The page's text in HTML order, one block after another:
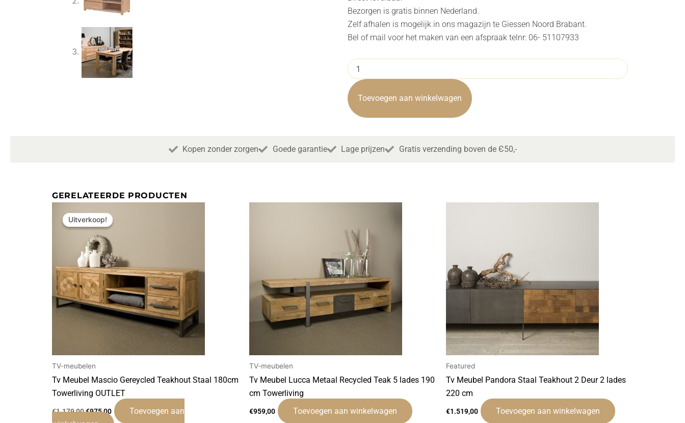
Bezorgen is gratis binnen Nederland.
Zelf afhalen is mogelijk in ons magazijn te Giessen Noord Brabant.
Bel of mail voor het maken van een afspraak telnr: 06- 51107933
Tv
Meubel
Corona
Natural
Teak
130cm
Toevoegen aan winkelwagen
Kopen zonder zorgen Goede garantie Lage prijzen Gratis verzending boven de Є50,-
GERELATEERDE PRODUCTEN
Uitverkoop!
Uitverkoop!
TV-meubelen
Tv Meubel Mascio Gereycled Teakhout Staal 180cm
Towerliving OUTLET
€1.179,00
prijs
was:
€1.179,00.
€975,00
prijs
is:
Toevoegen aan
TV-meubelen
Tv Meubel Lucca Metaal Recycled Teak 5 lades 190
cm Towerliving
€959,00 Toevoegen aan winkelwagen
Featured
Tv Meubel Pandora Staal Teakhout 2 Deur 2 lades
220 cm
€1.519,00 Toevoegen aan winkelwagen